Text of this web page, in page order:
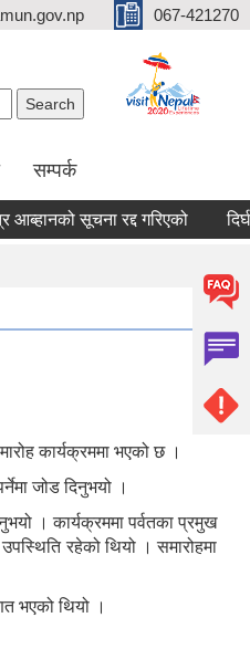
067-421270
सम्पर्क
रद्द गरिएको दिर्घरोगी
कार्यक्रममा भएको छ ।
जोड दिनुभयो ।
। कार्यक्रममा पर्वतका प्रमुख
रहेको थियो । समारोहमा
भएको थियो ।